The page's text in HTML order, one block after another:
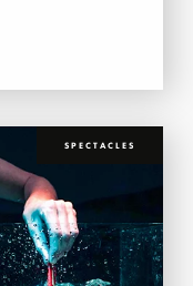
SPECTACLES